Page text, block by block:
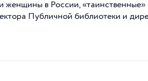
в России, «таинственные»
Публичной библиотеки и